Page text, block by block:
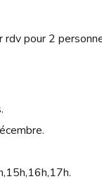
pour 2